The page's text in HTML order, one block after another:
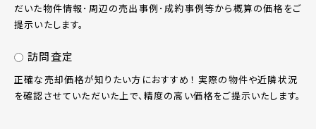
だいた物件情報･周辺の売出事例･成約事例等から概算の価格をご
提示いたします。
訪問査定
正確な売却価格が知りたい方におすすめ！ 実際の物件や近隣状況
を確認させていただいた上で、精度の高い価格をご提示いたします。